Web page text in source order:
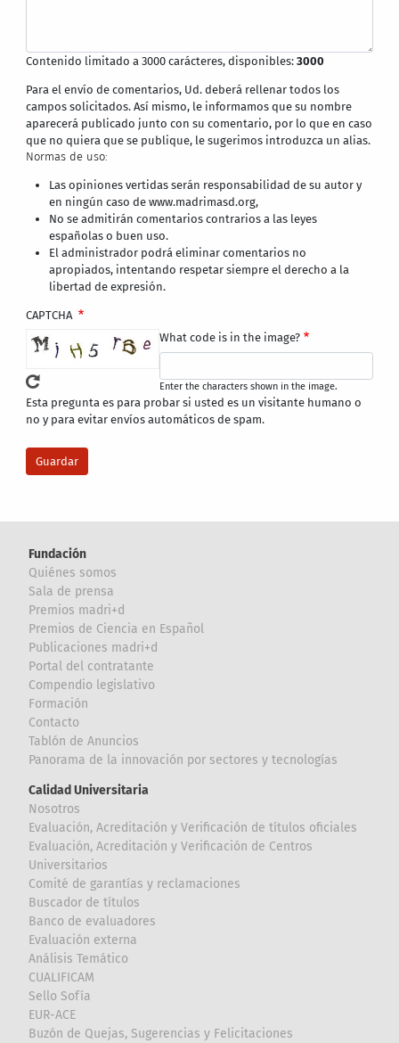
Contenido limitado a 3000 carácteres, disponibles:3000
Para el envío de comentarios, Ud. deberá rellenar todos los
campos solicitados. Así mismo, le informamos que su nombre
aparecerá publicado junto con su comentario, por lo que en caso
que no quiera que se publique, le sugerimos introduzca un alias.
Normas de uso:
Las opiniones vertidas serán responsabilidad de su autor y
en ningún caso de www.madrimasd.org,
No se admitirán comentarios contrarios a las leyes
españolas o buen uso.
El administrador podrá eliminar comentarios no
apropiados, intentando respetar siempre el derecho a la
libertad de expresión.
CAPTCHA
What code is in the image?
Enter the characters shown in the image.
Esta pregunta es para probar si usted es un visitante humano o
no y para evitar envíos automáticos de spam.
Fundación
Quiénes somos
Sala de prensa
Premios madri+d
Premios de Ciencia en Español
Publicaciones madri+d
Portal del contratante
Compendio legislativo
Formación
Contacto
Tablón de Anuncios
Panorama de la innovación por sectores y tecnologías
Calidad Universitaria
Nosotros
Evaluación, Acreditación y Verificación de títulos oficiales
Evaluación, Acreditación y Verificación de Centros
Universitarios
Comité de garantías y reclamaciones
Buscador de títulos
Banco de evaluadores
Evaluación externa
Análisis Temático
CUALIFICAM
Sello Sofía
EUR-ACE
Buzón de Quejas, Sugerencias y Felicitaciones